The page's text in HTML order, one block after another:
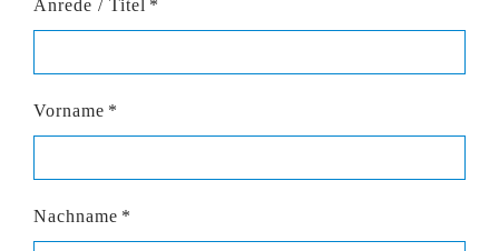
Anrede / Titel *
Vorname *
Nachname *